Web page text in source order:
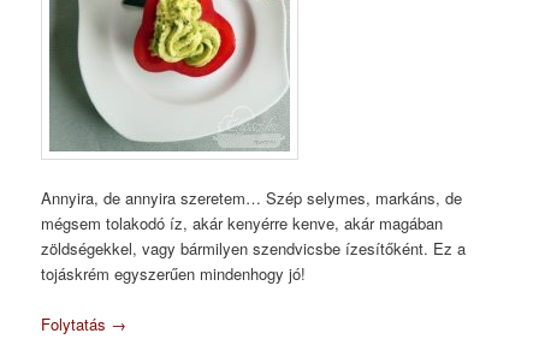
Annyira, de annyira szeretem… Szép selymes, markáns, de
mégsem tolakodó íz, akár kenyérre kenve, akár magában
zöldségekkel, vagy bármilyen szendvicsbe ízesítőként. Ez a
tojáskrém egyszerűen mindenhogy jó!
Folytatás →